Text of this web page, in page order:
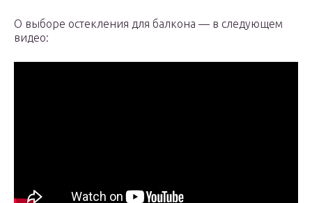
О выборе остекления для балкона — в следующем
видео: